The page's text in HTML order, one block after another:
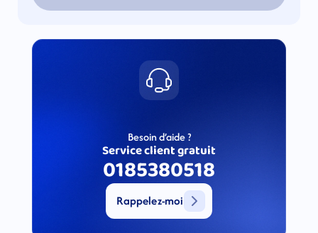
Besoin d’aide ?
Service client gratuit
0185380518
Rappelez-moi